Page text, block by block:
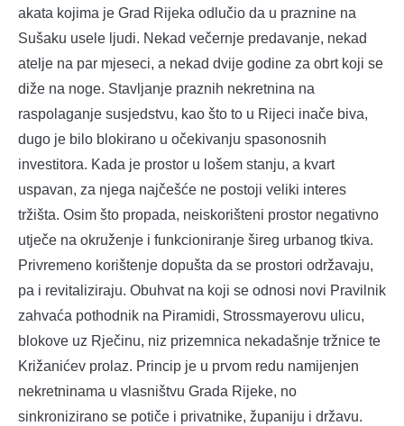
akata kojima je Grad Rijeka odlučio da u praznine na
Sušaku usele ljudi. Nekad večernje predavanje, nekad
atelje na par mjeseci, a nekad dvije godine za obrt koji se
diže na noge. Stavljanje praznih nekretnina na
raspolaganje susjedstvu, kao što to u Rijeci inače biva,
dugo je bilo blokirano u očekivanju spasonosnih
investitora. Kada je prostor u lošem stanju, a kvart
uspavan, za njega najčešće ne postoji veliki interes
tržišta. Osim što propada, neiskorišteni prostor negativno
utječe na okruženje i funkcioniranje šireg urbanog tkiva.
Privremeno korištenje dopušta da se prostori održavaju,
pa i revitaliziraju. Obuhvat na koji se odnosi novi Pravilnik
zahvaća pothodnik na Piramidi, Strossmayerovu ulicu,
blokove uz Rječinu, niz prizemnica nekadašnje tržnice te
Križanićev prolaz. Princip je u prvom redu namijenjen
nekretninama u vlasništvu Grada Rijeke, no
sinkronizirano se potiče i privatnike, županiju i državu.